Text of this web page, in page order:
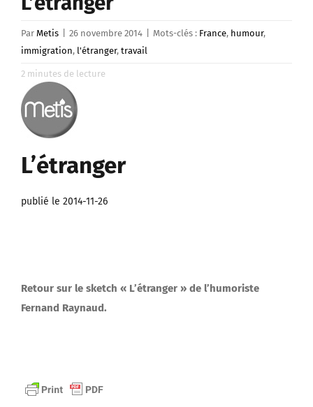
Par Metis 26 novembre 2014 Mots-clés : France, humour,
immigration, l'étranger, travail
2 minutes de lecture
L’étranger
publié le 2014-11-26
Retour sur le sketch « L’étranger » de l’humoriste
Fernand Raynaud.